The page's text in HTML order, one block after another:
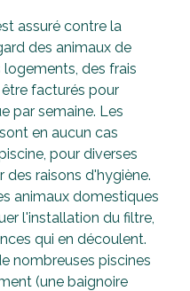
assuré contre la
des animaux de
des frais
facturés pour
par semaine. Les
en aucun cas
pour diverses
des raisons d'hygiène.
animaux domestiques
l'installation du filtre,
qui en découlent.
nombreuses piscines
(une baignoire